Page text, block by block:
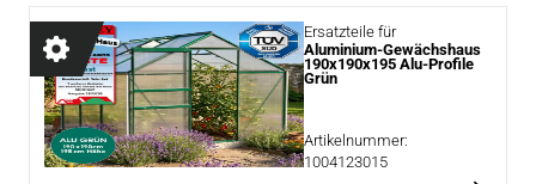
Ersatzteile für
Aluminium-Gewächshaus
190x190x195 Alu-Profile
Grün
Artikelnummer:
1004123015